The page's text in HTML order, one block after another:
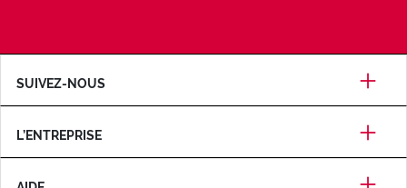
SUIVEZ-NOUS
L’ENTREPRISE